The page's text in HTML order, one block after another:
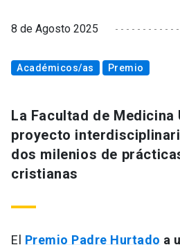
8 de Agosto 2025
Académicos/as Premio
La Facultad de Medicina
proyecto
dos milenios de
cristianas
El Premio Padre Hurtado a